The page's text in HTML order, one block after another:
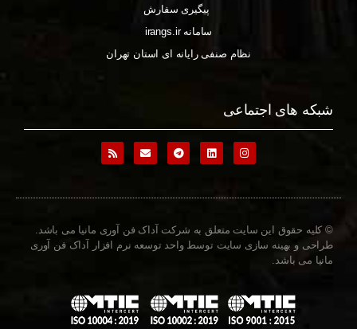
پیگیری سفارش
سامانه irangs.ir
نظام صنفی رایانه ای استان تهران
شبکه های اجتماعی
© کلیه حقوق این سایت متعلق به شرکت آداک فن آوری مانیا می باشد.
طراحی و بهینه سازی سایت توسط واحد توسعه نرم افزار آداک فن آوری
مانیا می باشد.